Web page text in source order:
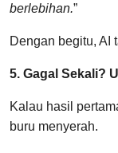
berlebihan.”
Dengan begitu, AI
5. Gagal Sekali?
Kalau hasil
buru menyerah.